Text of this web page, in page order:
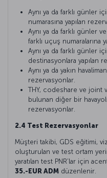
Aynı ya da farklı günler
numarasına yapılan
Aynı ya da farklı günler
farklı uçuş numaralarına
Aynı ya da farklı günler
destinasyonlara yapılan
Aynı ya da yakın
rezervasyonlar.
THY, codeshare ve joint
bulunan diğer bir
rezervasyonlar.
2.4 Test Rezervasyonlar
Müşteri takibi, GDS eğitimi,
oluşturulan ve test ortam
yaratılan test PNR’lar için
35.-EUR ADM düzenlenir.